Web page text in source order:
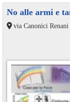
No alle armi e
via Canonici